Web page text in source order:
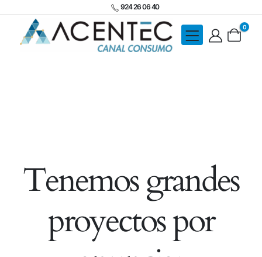
924 26 06 40
0
Tenemos grandes
proyectos por